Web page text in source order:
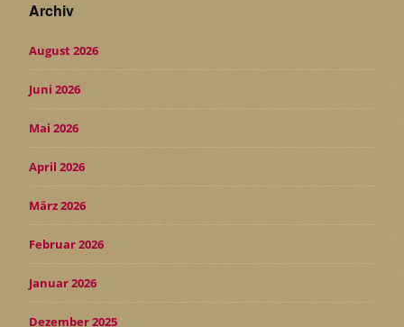
Archiv
August 2026
Juni 2026
Mai 2026
April 2026
März 2026
Februar 2026
Januar 2026
Dezember 2025